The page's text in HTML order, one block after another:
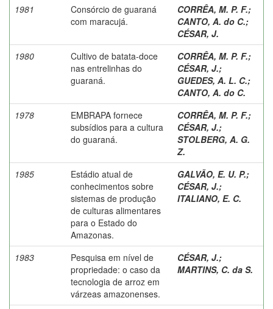
1981
Consórcio de guaraná
com maracujá.
CORRÊA, M. P. F.;
CANTO, A. do C.;
CÉSAR, J.
1980
Cultivo de batata-doce
nas entrelinhas do
guaraná.
CORRÊA, M. P. F.;
CÉSAR, J.;
GUEDES, A. L. C.;
CANTO, A. do C.
1978
EMBRAPA fornece
subsídios para a cultura
do guaraná.
CORRÊA, M. P. F.;
CÉSAR, J.;
STOLBERG, A. G.
Z.
1985
Estádio atual de
conhecimentos sobre
sistemas de produção
de culturas alimentares
para o Estado do
Amazonas.
GALVÃO, E. U. P.;
CÉSAR, J.;
ITALIANO, E. C.
1983
Pesquisa em nível de
propriedade: o caso da
tecnologia de arroz em
várzeas amazonenses.
CÉSAR, J.;
MARTINS, C. da S.